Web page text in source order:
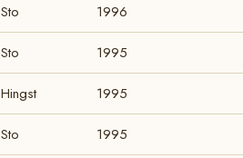
Sto 1996
Sto 1995
Hingst 1995
Sto 1995